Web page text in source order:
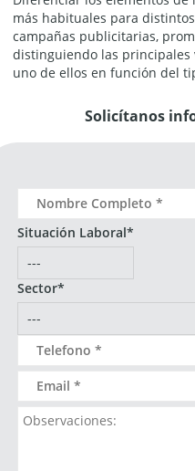
más habituales para
campañas publicitarias,
distinguiendo las principales
uno de ellos en función del
Solicítanos
Situación Laboral*
Sector*